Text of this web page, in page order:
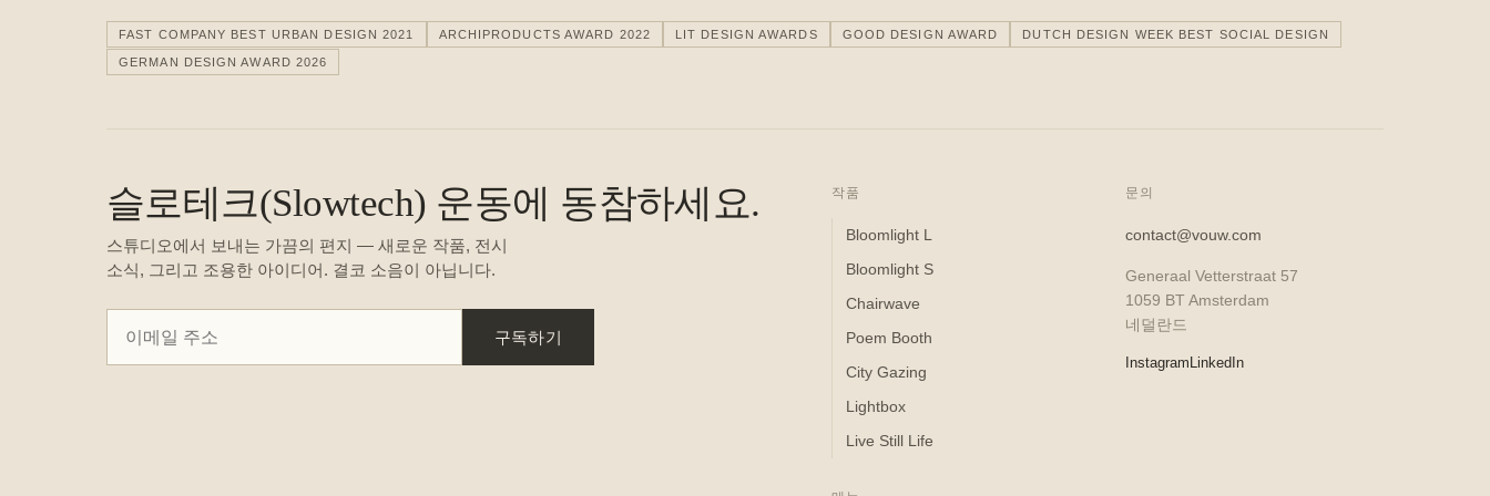
FAST COMPANY BEST URBAN DESIGN 2021 ARCHIPRODUCTS AWARD 2022 LIT DESIGN AWARDS GOOD DESIGN AWARD DUTCH DESIGN WEEK BEST SOCIAL DESIGN
GERMAN DESIGN AWARD 2026
슬로테크(Slowtech) 운동에 동참하세요.
스튜디오에서 보내는 가끔의 편지 — 새로운 작품, 전시
소식, 그리고 조용한 아이디어. 결코 소음이 아닙니다.
구독하기
작품
Bloomlight L
Bloomlight S
Chairwave
Poem Booth
City Gazing
Lightbox
Live Still Life
문의
contact@vouw.com
Generaal Vetterstraat 57
1059 BT Amsterdam
네덜란드
Instagram LinkedIn